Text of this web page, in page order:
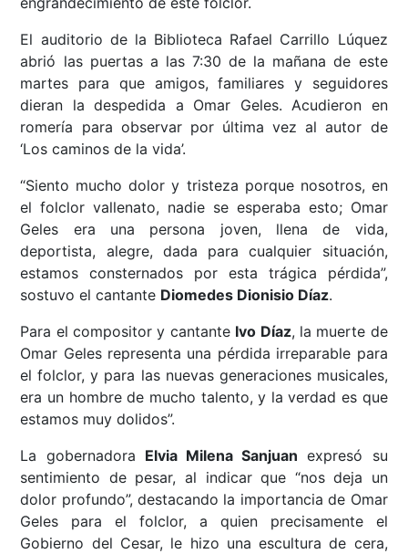
El auditorio de la Biblioteca Rafael Carrillo Lúquez
abrió las puertas a las 7:30 de la mañana de este
martes para que amigos, familiares y seguidores
dieran la despedida a Omar Geles. Acudieron en
romería para observar por última vez al autor de
‘Los caminos de la vida’.
“Siento mucho dolor y tristeza porque nosotros, en
el folclor vallenato, nadie se esperaba esto; Omar
Geles era una persona joven, llena de vida,
deportista, alegre, dada para cualquier situación,
estamos consternados por esta trágica pérdida”,
sostuvo el cantante Diomedes Dionisio Díaz.
Para el compositor y cantante Ivo Díaz, la muerte de
Omar Geles representa una pérdida irreparable para
el folclor, y para las nuevas generaciones musicales,
era un hombre de mucho talento, y la verdad es que
estamos muy dolidos”.
La gobernadora Elvia Milena Sanjuan expresó su
sentimiento de pesar, al indicar que “nos deja un
dolor profundo”, destacando la importancia de Omar
Geles para el folclor, a quien precisamente el
Gobierno del Cesar, le hizo una escultura de cera,